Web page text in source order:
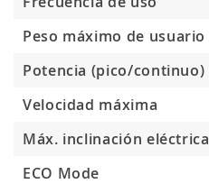
Peso máximo de usuario
Potencia (pico/continuo)
Velocidad máxima
Máx. inclinación eléctrica
ECO Mode